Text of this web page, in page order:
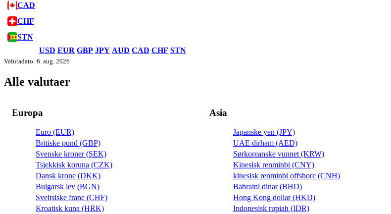
CAD
CHF
STN
USD EUR GBP JPY AUD CAD CHF STN
Valutadato: 6. aug. 2026
Alle valutaer
Europa
Euro (EUR)
Britiske pund (GBP)
Svenske kroner (SEK)
Tsjekkisk koruna (CZK)
Dansk krone (DKK)
Bulgarsk lev (BGN)
Sveitsiske franc (CHF)
Kroatisk kuna (HRK)
Asia
Japanske yen (JPY)
UAE dirham (AED)
Sørkoreanske vunnet (KRW)
Kinesisk renminbi (CNY)
kinesisk renminbi offshore (CNH)
Bahraini dinar (BHD)
Hong Kong dollar (HKD)
Indonesisk rupiah (IDR)